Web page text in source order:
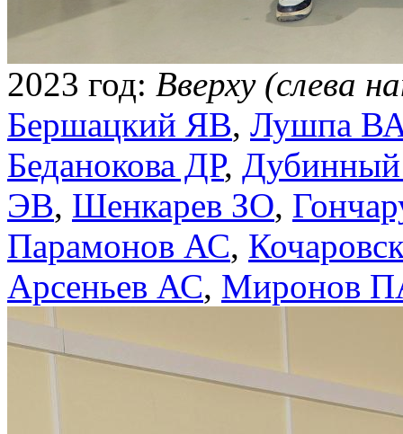
2023 год: Вверху (слева
Бершацкий ЯВ, Лушпа
Беданокова ДР,
ЭВ, Шенкарев ЗО,
Парамонов АС,
Арсеньев АС, Миронов